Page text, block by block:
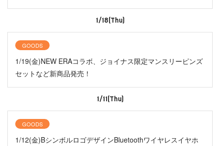
1/18(Thu)
GOODS
1/19(金)NEW ERAコラボ、ジョイナス限定マンスリーピンズ
セットなど新商品発売！
1/11(Thu)
GOODS
1/12(金)BシンボルロゴデザインBluetoothワイヤレスイヤホ